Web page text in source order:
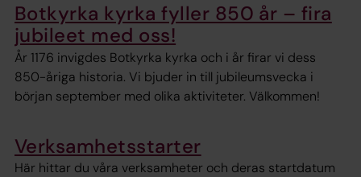
Botkyrka kyrka fyller 850 år – fira
jubileet med oss!
År 1176 invigdes Botkyrka kyrka och i år firar vi dess
850-åriga historia. Vi bjuder in till jubileumsvecka i
början september med olika aktiviteter. Välkommen!
Verksamhetsstarter
Här hittar du våra verksamheter och deras startdatum